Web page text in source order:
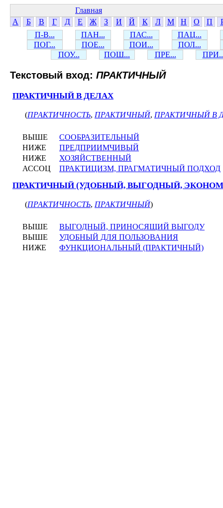
Главная
А
Б В Г Д Е Ж З И Й К Л М Н О П
П-В...
ПАН... ПАС...
ПАЦ...
ПОГ...
ПОЕ... ПОИ...
ПОЛ...
ПОУ...
ПОШ... ПРЕ...
Текстовый вход: ПРАКТИЧНЫЙ
ПРАКТИЧНЫЙ В ДЕЛАХ
(ПРАКТИЧНОСТЬ, ПРАКТИЧНЫЙ, ПРАКТИЧНЫЙ В
ВЫШЕ
СООБРАЗИТЕЛЬНЫЙ
НИЖЕ
ПРЕДПРИИМЧИВЫЙ
НИЖЕ
ХОЗЯЙСТВЕННЫЙ
АССОЦ
ПРАКТИЦИЗМ, ПРАГМАТИЧНЫЙ ПОДХОД
ПРАКТИЧНЫЙ (УДОБНЫЙ, ВЫГОДНЫЙ,
(ПРАКТИЧНОСТЬ, ПРАКТИЧНЫЙ)
ВЫШЕ
ВЫГОДНЫЙ, ПРИНОСЯЩИЙ ВЫГОДУ
ВЫШЕ
УДОБНЫЙ ДЛЯ ПОЛЬЗОВАНИЯ
НИЖЕ
ФУНКЦИОНАЛЬНЫЙ (ПРАКТИЧНЫЙ)